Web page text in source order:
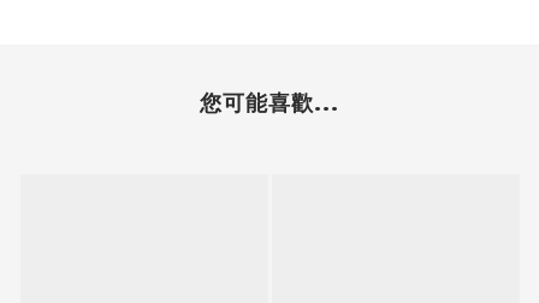
您可能喜歡...